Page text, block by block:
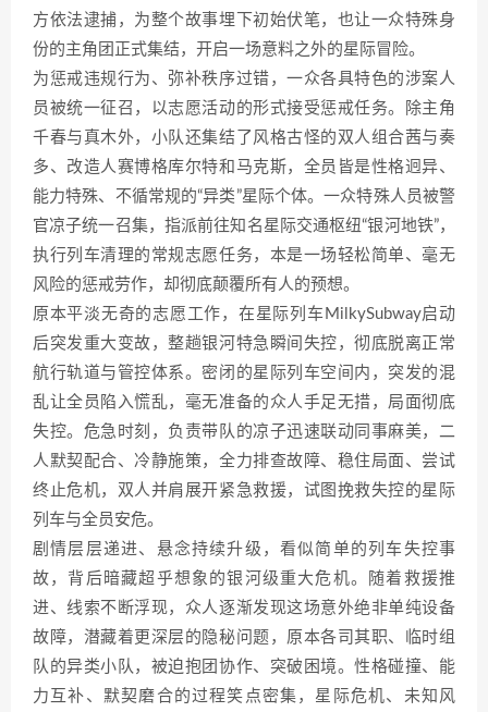
方依法逮捕，为整个故事埋下初始伏笔，也让一众特殊身
份的主角团正式集结，开启一场意料之外的星际冒险。
为惩戒违规行为、弥补秩序过错，一众各具特色的涉案人
员被统一征召，以志愿活动的形式接受惩戒任务。除主角
千春与真木外，小队还集结了风格古怪的双人组合茜与奏
多、改造人赛博格库尔特和马克斯，全员皆是性格迥异、
能力特殊、不循常规的“异类”星际个体。一众特殊人员被警
官凉子统一召集，指派前往知名星际交通枢纽“银河地铁”，
执行列车清理的常规志愿任务，本是一场轻松简单、毫无
风险的惩戒劳作，却彻底颠覆所有人的预想。
原本平淡无奇的志愿工作，在星际列车MilkySubway启动
后突发重大变故，整趟银河特急瞬间失控，彻底脱离正常
航行轨道与管控体系。密闭的星际列车空间内，突发的混
乱让全员陷入慌乱，毫无准备的众人手足无措，局面彻底
失控。危急时刻，负责带队的凉子迅速联动同事麻美，二
人默契配合、冷静施策，全力排查故障、稳住局面、尝试
终止危机，双人并肩展开紧急救援，试图挽救失控的星际
列车与全员安危。
剧情层层递进、悬念持续升级，看似简单的列车失控事
故，背后暗藏超乎想象的银河级重大危机。随着救援推
进、线索不断浮现，众人逐渐发现这场意外绝非单纯设备
故障，潜藏着更深层的隐秘问题，原本各司其职、临时组
队的异类小队，被迫抱团协作、突破困境。性格碰撞、能
力互补、默契磨合的过程笑点密集，星际危机、未知风